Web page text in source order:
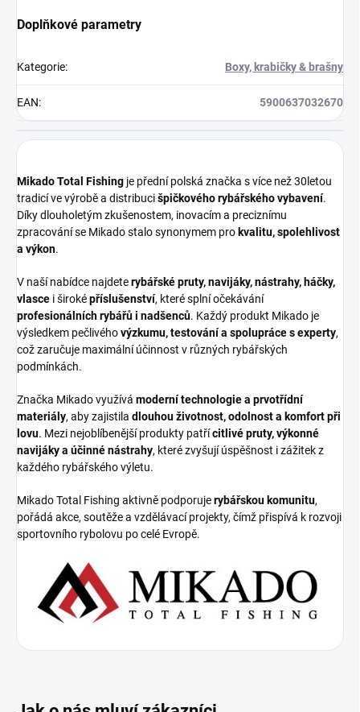
Doplňkové parametry
Kategorie: Boxy, krabičky & brašny
EAN: 5900637032670
Mikado Total Fishing je přední polská značka s více než 30letou
tradicí ve výrobě a distribucišpičkového rybářského vybavení.
Díky dlouholetým zkušenostem, inovacím a preciznímu
zpracování se Mikado stalo synonymem pro kvalitu, spolehlivost
a výkon.
V naší nabídce najdeterybářské pruty, navijáky, nástrahy, háčky,
vlasce i široképříslušenství, které splní očekávání
profesionálních rybářů i nadšenců. Každý produkt Mikado je
výsledkem pečlivéhovýzkumu, testování a spolupráce s experty,
což zaručuje maximální účinnost v různých rybářských
podmínkách.
Značka Mikado využívá moderní technologie a prvotřídní
materiály, aby zajistila dlouhou životnost, odolnost a komfort při
lovu. Mezi nejoblíbenější produkty patřícitlivé pruty, výkonné
navijáky a účinné nástrahy, které zvyšují úspěšnost i zážitek z
každého rybářského výletu.
Mikado Total Fishing aktivně podporujerybářskou komunitu,
pořádá akce, soutěže a vzdělávací projekty, čímž přispívá k rozvoji
sportovního rybolovu po celé Evropě.